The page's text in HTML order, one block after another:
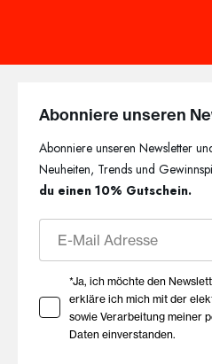
Abonniere unseren
Abonniere unseren Newsletter
Neuheiten, Trends und
du einen 10% Gutschein.
Ihre Zustimmung zu
*Ja, ich möchte den
erkläre ich mich mit der elektronischen Speicherung
sowie Verarbeitung meiner
Daten einverstanden.